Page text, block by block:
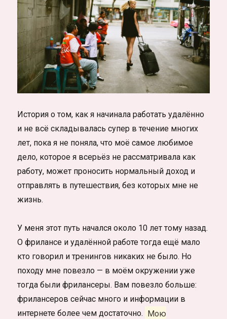
История о том, как я начинала работать удалённо
и не всё складывалась супер в течение многих
лет, пока я не поняла, что моё самое любимое
дело, которое я всерьёз не рассматривала как
работу, может проносить нормальный доход и
отправлять в путешествия, без которых мне не
жизнь.
У меня этот путь начался около 10 лет тому назад.
О фрилансе и удалённой работе тогда ещё мало
кто говорил и тренингов никаких не было. Но
походу мне повезло — в моём окружении уже
тогда были фрилансеры. Вам повезло больше:
фрилансеров сейчас много и информации в
интернете более чем достаточно. Мою